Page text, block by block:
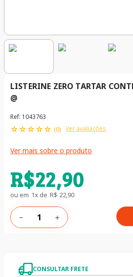
LISTERINE ZERO TARTAR
@
Ref: 1043763
☆☆☆☆☆ (0) Ver avaliações
Ver mais sobre o produto
R$22,90
ou em 1x de R$ 22,90
＋
－
CONSULTAR FRETE